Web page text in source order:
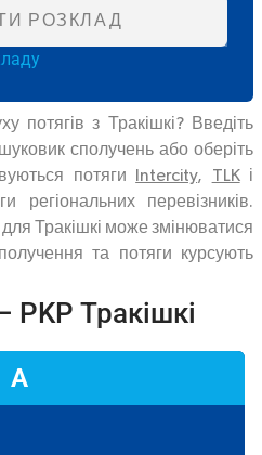
РОЗКЛАД
потягів з Тракішкі? Введіть
сполучень або оберіть
потяги
Intercity, TLKі
регіональних перевізників.
Тракішкі може змінюватися
та потяги курсують
Тракішкі
А